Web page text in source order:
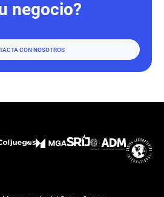
negocio?
CON NOSOTROS